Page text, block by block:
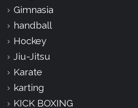
Gimnasia
handball
Hockey
Jiu-Jitsu
Karate
karting
KICK BOXING